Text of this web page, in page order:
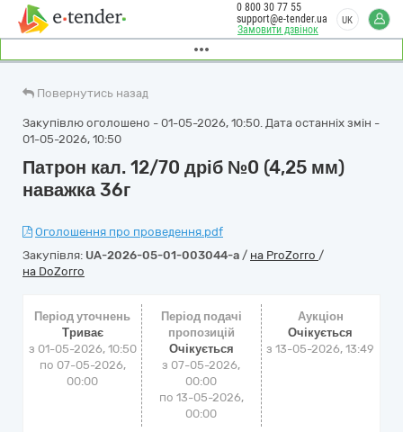
Замовити дзвінок
0 800 30 77 55
support@e-tender.ua
UK
Повернутись назад
Закупівлю оголошено - 01-05-2026, 10:50. Дата останніх змін -
01-05-2026, 10:50
Патрон кал. 12/70 дріб №0 (4,25 мм)
наважка 36г
Оголошення про проведення.pdf
Закупівля: UA-2026-05-01-003044-a / на ProZorro /
на DoZorro
Період уточнень
Триває
з 01-05-2026, 10:50
по 07-05-2026,
00:00
Період подачі
пропозицій
Очікується
з 07-05-2026,
00:00
по 13-05-2026,
00:00
Аукціон
Очікується
з13-05-2026, 13:49